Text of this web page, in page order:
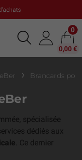
0
0,00 €
Brancards
spécialisée
dédiés aux
. Ce dernier